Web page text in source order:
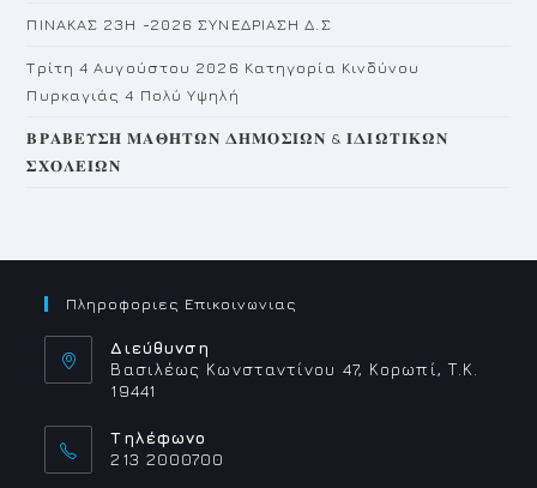
ΠΙΝΑΚΑΣ 23H -2026 ΣΥΝΕΔΡΙΑΣΗ Δ.Σ
Τρίτη 4 Αυγούστου 2026 Κατηγορία Κινδύνου
Πυρκαγιάς 4 Πολύ Υψηλή
𝚩𝚸𝚨𝚩𝚬𝚼𝚺𝚮 𝚳𝚨𝚯𝚮𝚻𝛀𝚴 𝚫𝚮𝚳𝚶𝚺𝚰𝛀𝚴 & 𝚰𝚫𝚰𝛀𝚻𝚰𝚱𝛀𝚴
𝚺𝚾𝚶𝚲𝚬𝚰𝛀𝚴
Πληροφοριες Επικοινωνιας
Διεύθυνση
Βασιλέως Κωνσταντίνου 47, Κορωπί, Τ.Κ.
19441
Τηλέφωνο
213 2000700